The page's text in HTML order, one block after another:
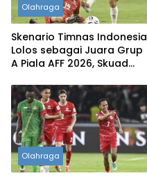
Olahraga
Skenario Timnas Indonesia
Lolos sebagai Juara Grup
A Piala AFF 2026, Skuad
Olahraga